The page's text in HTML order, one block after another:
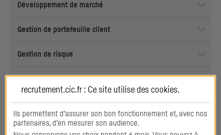
Développement de marché
Gestion de portefeuille client
Gestion de risque
Orientation client
Réseautage
Travail en équipe
recrutement.cic.fr : Ce site utilise des cookies.
Ils permettent d’assurer son bon fonctionnement et, avec nos
partenaires, d’en mesurer son audience.